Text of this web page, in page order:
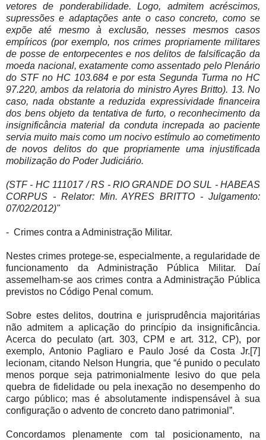
vetores de ponderabilidade. Logo, admitem acréscimos,
supressões e adaptações ante o caso concreto, como se
expõe até mesmo à exclusão, nesses mesmos casos
empíricos (por exemplo, nos crimes propriamente militares
de posse de entorpecentes e nos delitos de falsificação da
moeda nacional, exatamente como assentado pelo Plenário
do STF no HC 103.684 e por esta Segunda Turma no HC
97.220, ambos da relatoria do ministro Ayres Britto). 13. No
caso, nada obstante a reduzida expressividade financeira
dos bens objeto da tentativa de furto, o reconhecimento da
insignificância material da conduta increpada ao paciente
servia muito mais como um nocivo estímulo ao cometimento
de novos delitos do que propriamente uma injustificada
mobilização do Poder Judiciário.
(STF - HC 111017 / RS - RIO GRANDE DO SUL - HABEAS
CORPUS - Relator: Min. AYRES BRITTO - Julgamento:
07/02/2012)"
- Crimes contra a Administração Militar.
Nestes crimes protege-se, especialmente, a regularidade de
funcionamento da Administração Pública Militar. Daí
assemelham-se aos crimes contra a Administração Pública
previstos no Código Penal comum.
Sobre estes delitos, doutrina e jurisprudência majoritárias
não admitem a aplicação do princípio da insignificância.
Acerca do peculato (art. 303, CPM e art. 312, CP), por
exemplo, Antonio Pagliaro e Paulo José da Costa Jr.[7]
lecionam, citando Nelson Hungria, que “é punido o peculato
menos porque seja patrimonialmente lesivo do que pela
quebra de fidelidade ou pela inexação no desempenho do
cargo público; mas é absolutamente indispensável à sua
configuração o advento de concreto dano patrimonial”.
Concordamos plenamente com tal posicionamento, na